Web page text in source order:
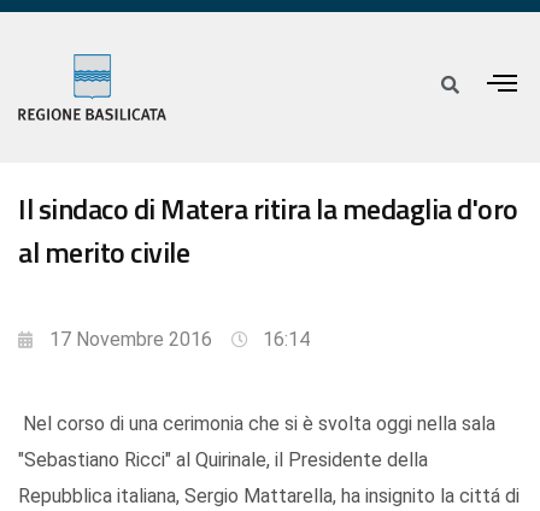
Il sindaco di Matera ritira la medaglia d'oro
al merito civile
17 Novembre 2016 16:14
Nel corso di una cerimonia che si è svolta oggi nella sala
"Sebastiano Ricci" al Quirinale, il Presidente della
Repubblica italiana, Sergio Mattarella, ha insignito la cittá di